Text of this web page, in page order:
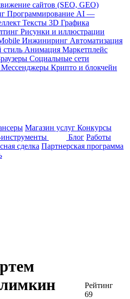
сайтов (SEO, GEO)
Программирование AI —
Тексты 3D Графика
Рисунки и иллюстрации
Инжиниринг Автоматизация
Анимация Маркетплейс
Социальные сети
Мессенджеры Крипто и блокчейн
Магазин услуг Конкурсы
Блог Работы
сделка Партнерская программа
Рейтинг
69